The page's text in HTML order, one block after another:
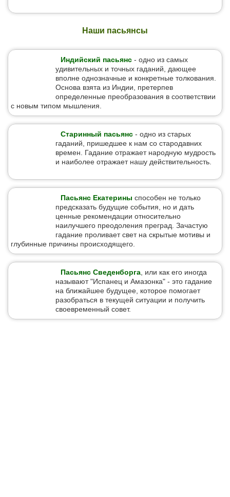
Наши пасьянсы
Индийский пасьянс - одно из самых
удивительных и точных гаданий, дающее
вполне однозначные и конкретные толкования.
Основа взята из Индии, претерпев
определенные преобразования в соответствии
с новым типом мышления.
Старинный пасьянс - одно из старых
гаданий, пришедшее к нам со стародавних
времен. Гадание отражает народную мудрость
и наиболее отражает нашу действительность.
Пасьянс Екатерины способен не только
предсказать будущие события, но и дать
ценные рекомендации относительно
наилучшего преодоления преград. Зачастую
гадание проливает свет на скрытые мотивы и
глубинные причины происходящего.
Пасьянс Сведенборга , или как его иногда
называют "Испанец и Амазонка" - это гадание
на ближайшее будущее, которое помогает
разобраться в текущей ситуации и получить
своевременный совет.